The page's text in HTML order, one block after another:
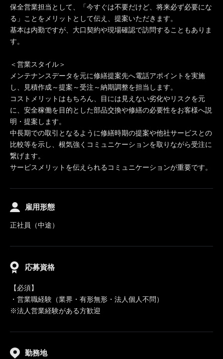
保全営業担当として、「今すぐは不要だけど、将来必ず必要にな
る」ことをメリットとして伝え、提案いただきます。
基本は内勤ですが、大口契約や現場確認で訪問することもありま
す。
＜営業スタイル＞
メンテナンスデータを元に修繕提案先へ電話アポイントを実施
し、見積作成～提案～受注～納期調整を担当します。
コストメリットはもちろん、目には見えない劣化やリスクを元
に、安全稼働を目的とした部品交換や修繕の必要性をお客様へ説
明・提案します。
中長期での取引となるように修繕時期の提案や他社サービスとの
比較等を示し、根気強くコミュニケーションを取りながら受注に
繋げます。
サービスメリットを伝えられるコミュニケーションが重要です。
雇用形態
正社員（中途）
応募資格
【必須】
・営業職経験（業界・有形無形・法人個人不問）
※法人営業経験がある方歓迎
勤務地